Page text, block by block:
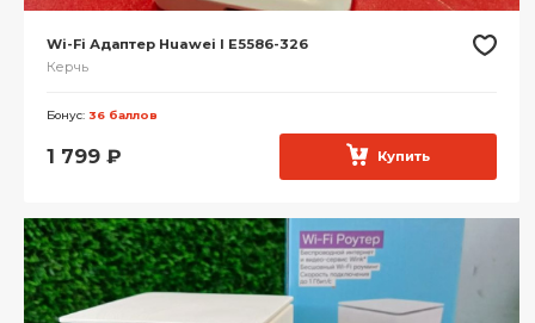
Wi-Fi Адаптер Huawei I E5586-326
Керчь
Бонус: 36 баллов
1 799 ₽ Купить